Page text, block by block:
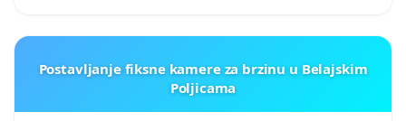
Postavljanje fiksne kamere za brzinu u Belajskim
Poljicama